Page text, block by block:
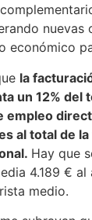
nuevas
económico
la
un 12% del
empleo
al total de
Hay que
4.189 € al
medio.